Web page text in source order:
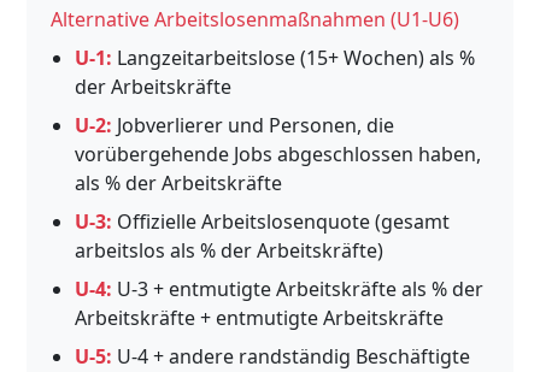
Alternative Arbeitslosenmaßnahmen (U1-U6)
U-1: Langzeitarbeitslose (15+ Wochen) als %
der Arbeitskräfte
U-2: Jobverlierer und Personen, die
vorübergehende Jobs abgeschlossen haben,
als % der Arbeitskräfte
U-3: Offizielle Arbeitslosenquote (gesamt
arbeitslos als % der Arbeitskräfte)
U-4: U-3 + entmutigte Arbeitskräfte als % der
Arbeitskräfte + entmutigte Arbeitskräfte
U-5: U-4 + andere randständig Beschäftigte